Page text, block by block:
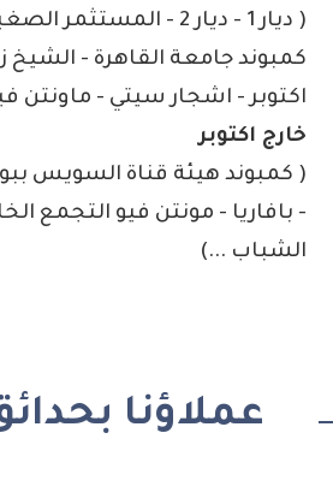
( ديار 1 - ديار 2 -
كمبوند جامعة القاهرة - الشيخ
اكتوبر - اشجار سيتي - ماونتن
خارج اكتوبر
( كمبوند هيئة قناة السويس
- بافاريا - مونتن فيو التجمع
الشباب ...)
عملاؤنا